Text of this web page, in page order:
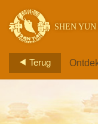
SHEN YUN
Terug